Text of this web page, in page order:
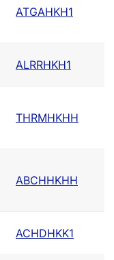
ATGAHKH1
ALRRHKH1
THRMHKHH
ABCHHKHH
ACHDHKK1